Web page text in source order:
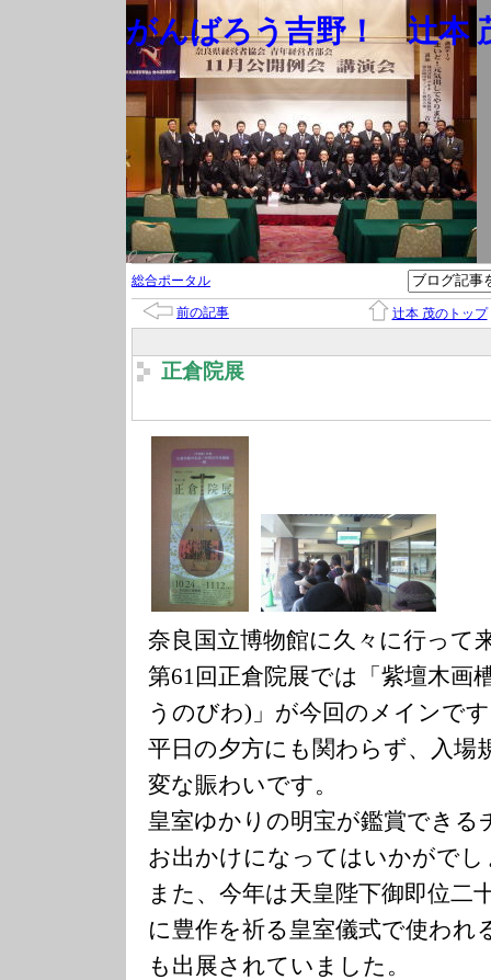
がんばろう吉野！ 辻本
総合ポータル
前の記事 辻本 茂のトップ
正倉院展
奈良国立博物館に久々に行って
第61回正倉院展では「紫壇木画
うのびわ)」が今回のメインで
平日の夕方にも関わらず、入場
変な賑わいです。
皇室ゆかりの明宝が鑑賞できる
お出かけになってはいかがで
また、今年は天皇陛下御即位二
に豊作を祈る皇室儀式で使われ
も出展されていました。